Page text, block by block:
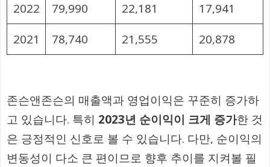
2022
79,990 22,181
17,941
2021
78,740 21,555 20,878
존슨앤존슨의 매출액과 영업이익은 꾸준히 증가하
고 있습니다. 특히 2023년 순이익이 크게 증가한 것
은 긍정적인 신호로 볼 수 있습니다. 다만, 순이익의
변동성이 다소 큰 편이므로 향후 추이를 지켜볼 필